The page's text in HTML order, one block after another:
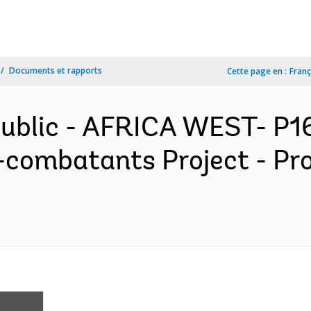
Documents et rapports Cette page en :
- AFRICA WEST-
Project -